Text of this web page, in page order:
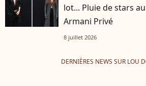
lot... Pluie de stars
Armani Privé
8 juillet 2026
DERNIÈRES NEWS SUR LOU